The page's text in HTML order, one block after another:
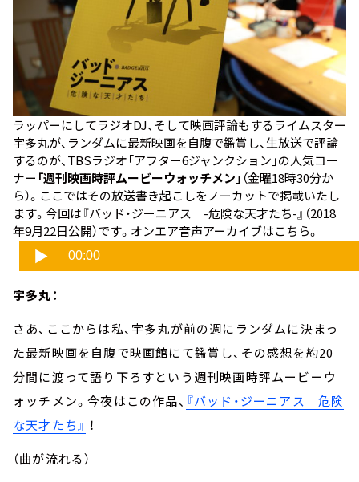
ラッパーにしてラジオDJ、そして映画評論もするライムスター
宇多丸が、ランダムに最新映画を自腹で鑑賞し、生放送で評論
するのが、TBSラジオ「アフター6ジャンクション」の人気コー
ナー 「週刊映画時評ムービーウォッチメン」 （金曜18時30分か
ら）。ここではその放送書き起こしをノーカットで掲載いたし
ます。今回は『バッド・ジーニアス -危険な天才たち-』 （2018
年9月22日公開）です。オンエア音声アーカイブはこちら。
宇多丸：
さあ、ここからは私、宇多丸が前の週にランダムに決まっ
た最新映画を自腹で映画館にて鑑賞し、その感想を約20
分間に渡って語り下ろすという週刊映画時評ムービーウ
ォッチメン。今夜はこの作品、 『バッド・ジーニアス 危険
な天才たち』 ！
（曲が流れる）